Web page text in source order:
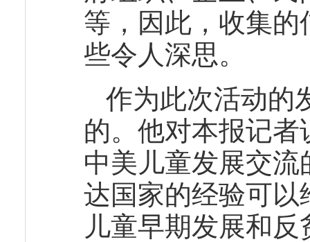
等，因此，收集
些令人深思。
作为此次活动的
的。他对本报记
中美儿童发展交
达国家的经验可
儿童早期发展和